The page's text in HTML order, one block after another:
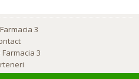
3
3
Mamicilor